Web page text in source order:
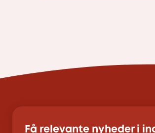
Få relevante nyheder i